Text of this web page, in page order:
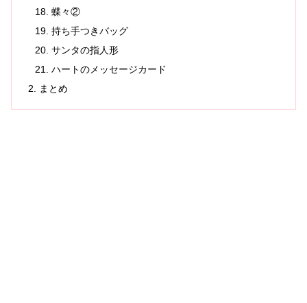
蝶々②
持ち手つきバッグ
サンタの指人形
ハートのメッセージカード
まとめ